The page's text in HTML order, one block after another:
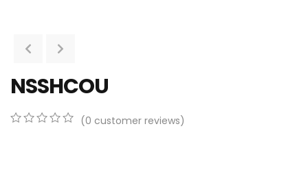
NSSHCOU
(0 customer reviews)